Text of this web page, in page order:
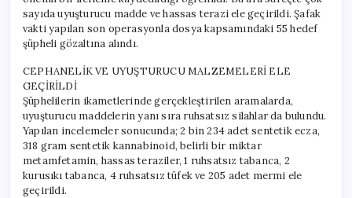
sayıda uyuşturucu madde ve hassas terazi ele geçirildi. Şafak
vakti yapılan son operasyonla dosya kapsamındaki 55 hedef
şüpheli gözaltına alındı.
CEPHANELİK VE UYUŞTURUCU MALZEMELERİ ELE
GEÇİRİLDİ
Şüphelilerin ikametlerinde gerçekleştirilen aramalarda,
uyuşturucu maddelerin yanı sıra ruhsatsız silahlar da bulundu.
Yapılan incelemeler sonucunda; 2 bin 234 adet sentetik ecza,
318 gram sentetik kannabinoid, belirli bir miktar
metamfetamin, hassas teraziler, 1 ruhsatsız tabanca, 2
kurusıkı tabanca, 4 ruhsatsız tüfek ve 205 adet mermi ele
geçirildi.